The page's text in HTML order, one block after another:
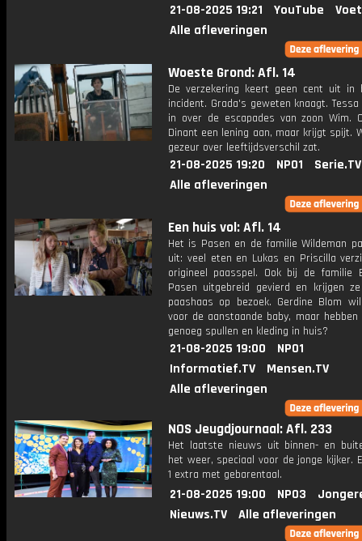
21-08-2025 19:21 YouTube
Alle afleveringen
Woeste Grond: Afl. 14
De verzekering keert geen cent uit in
incident. Grada's geweten knaagt.
in over de escapades van zoon Wim.
Dinant een lening aan, maar krijgt spijt.
gezeur over leeftijdsverschil zat.
21-08-2025 19:20 NPO1
Serie.TV
Alle afleveringen
Een huis vol: Afl. 14
Het is Pasen en de familie Wildeman
uit: veel eten en Lukas en Priscilla
origineel paasspel. Ook bij de familie
Pasen uitgebreid gevierd en krijgen
paashaas op bezoek. Gerdine Blom
voor de aanstaande baby, maar
genoeg spullen en kleding in huis?
21-08-2025 19:00
NPO1
Informatief.TV
Mensen.TV
Alle afleveringen
NOS Jeugdjournaal: Afl. 233
Het laatste nieuws uit binnen- en
het weer, speciaal voor de jonge kijker.
1 extra met gebarentaal.
21-08-2025 19:00 NPO3
Nieuws.TV
Alle afleveringen